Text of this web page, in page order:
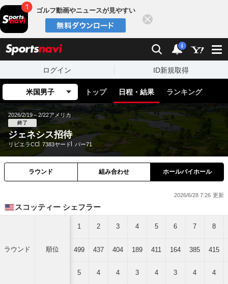
ゴルフ動画やニュースが見やすい
検索 通知
i
ログイン ID新規取得
米国男子 トップ 日程・結果 ランキング
2026/2/19～2/22アメリカ
終了
ジェネシス招待
リビエラCC 7383ヤード パー71
ラウンド 組み合わせ ホールバイホール
2026/6/28 7:26
スコッティー シェフラー
ラウンド 順位
1 2 3 4 5 6 7 8
499 437 404 189 411 164 385 415
5 4 4 3 4 3 4 4